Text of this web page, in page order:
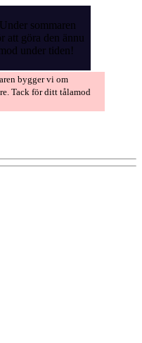
Under sommaren
att göra den ännu
under tiden!
bygger vi om
Tack för ditt tålamod